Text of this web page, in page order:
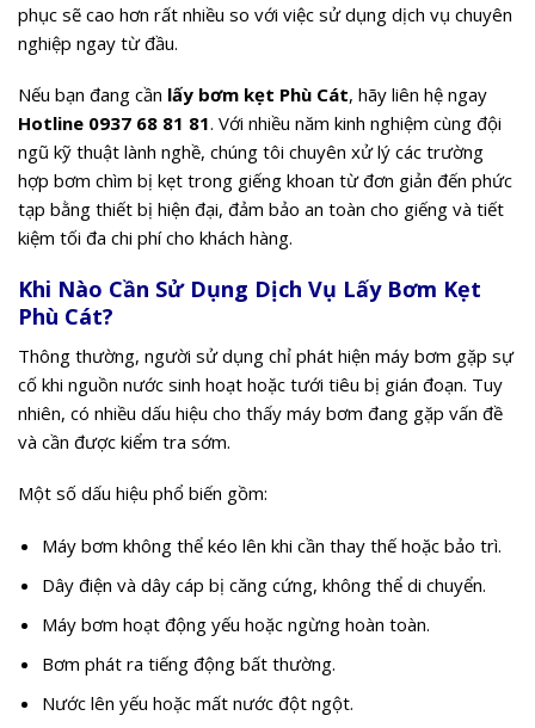
phục sẽ cao hơn rất nhiều so với việc sử dụng dịch vụ chuyên
nghiệp ngay từ đầu.
Nếu bạn đang cần lấy bơm kẹt Phù Cát, hãy liên hệ ngay
Hotline 0937 68 81 81. Với nhiều năm kinh nghiệm cùng đội
ngũ kỹ thuật lành nghề, chúng tôi chuyên xử lý các trường
hợp bơm chìm bị kẹt trong giếng khoan từ đơn giản đến phức
tạp bằng thiết bị hiện đại, đảm bảo an toàn cho giếng và tiết
kiệm tối đa chi phí cho khách hàng.
Khi Nào Cần Sử Dụng Dịch Vụ Lấy Bơm Kẹt
Phù Cát?
Thông thường, người sử dụng chỉ phát hiện máy bơm gặp sự
cố khi nguồn nước sinh hoạt hoặc tưới tiêu bị gián đoạn. Tuy
nhiên, có nhiều dấu hiệu cho thấy máy bơm đang gặp vấn đề
và cần được kiểm tra sớm.
Một số dấu hiệu phổ biến gồm:
Máy bơm không thể kéo lên khi cần thay thế hoặc bảo trì.
Dây điện và dây cáp bị căng cứng, không thể di chuyển.
Máy bơm hoạt động yếu hoặc ngừng hoàn toàn.
Bơm phát ra tiếng động bất thường.
Nước lên yếu hoặc mất nước đột ngột.